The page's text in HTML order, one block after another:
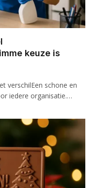
keuze is
verschilEen schone en
iedere organisatie.…